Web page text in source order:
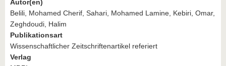
Autor(en)
Belili, Mohamed Cherif, Sahari, Mohamed Lamine, Kebiri, Omar,
Zeghdoudi, Halim
Publikationsart
Wissenschaftlicher Zeitschriftenartikel referiert
Verlag